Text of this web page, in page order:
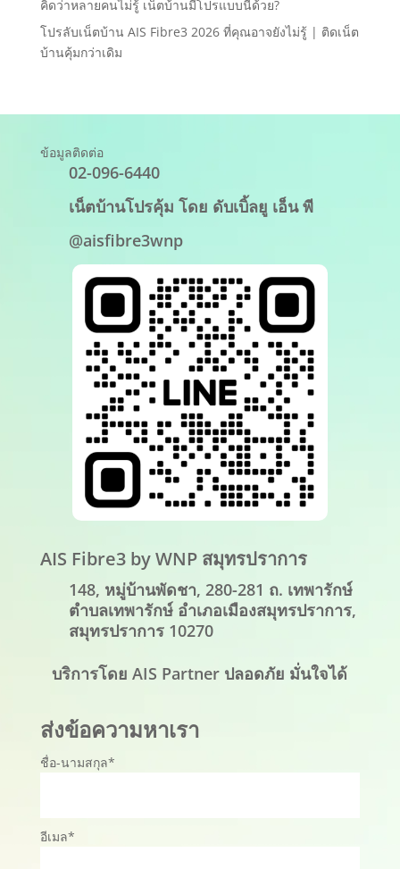
คิดว่าหลายคนไม่รู้ เน็ตบ้านมีโปรแบบนี้ด้วย?
โปรลับเน็ตบ้าน AIS Fibre3 2026 ที่คุณอาจยังไม่รู้ | ติดเน็ต
บ้านคุ้มกว่าเดิม
ข้อมูลติดต่อ
02-096-6440
เน็ตบ้านโปรคุ้ม โดย ดับเบิ้ลยู เอ็น พี
@aisfibre3wnp
AIS Fibre3 by WNP สมุทรปราการ
148, หมู่บ้านพัดชา, 280-281 ถ. เทพารักษ์
ตำบลเทพารักษ์ อำเภอเมืองสมุทรปราการ,
สมุทรปราการ 10270
บริการโดย AIS Partner ปลอดภัย มั่นใจได้
ส่งข้อความหาเรา
ชื่อ-นามสกุล*
อีเมล*